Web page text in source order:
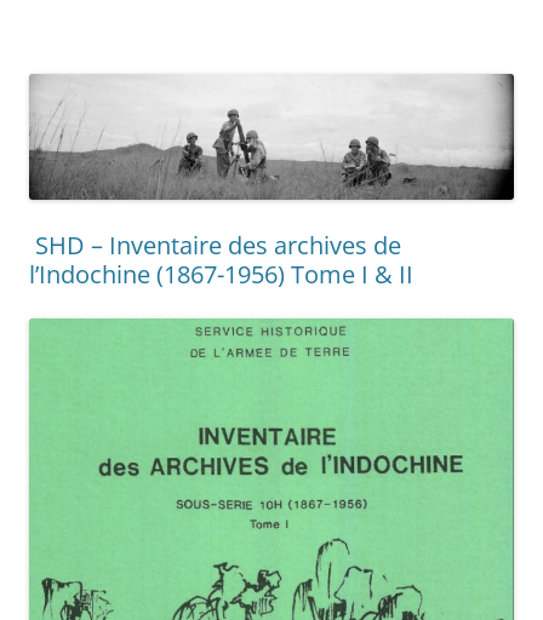
SHD – Inventaire des archives de
l’Indochine (1867-1956) Tome I & II